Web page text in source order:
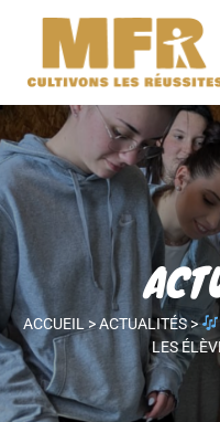
ACCUEIL >ACTUALITÉS>
LES